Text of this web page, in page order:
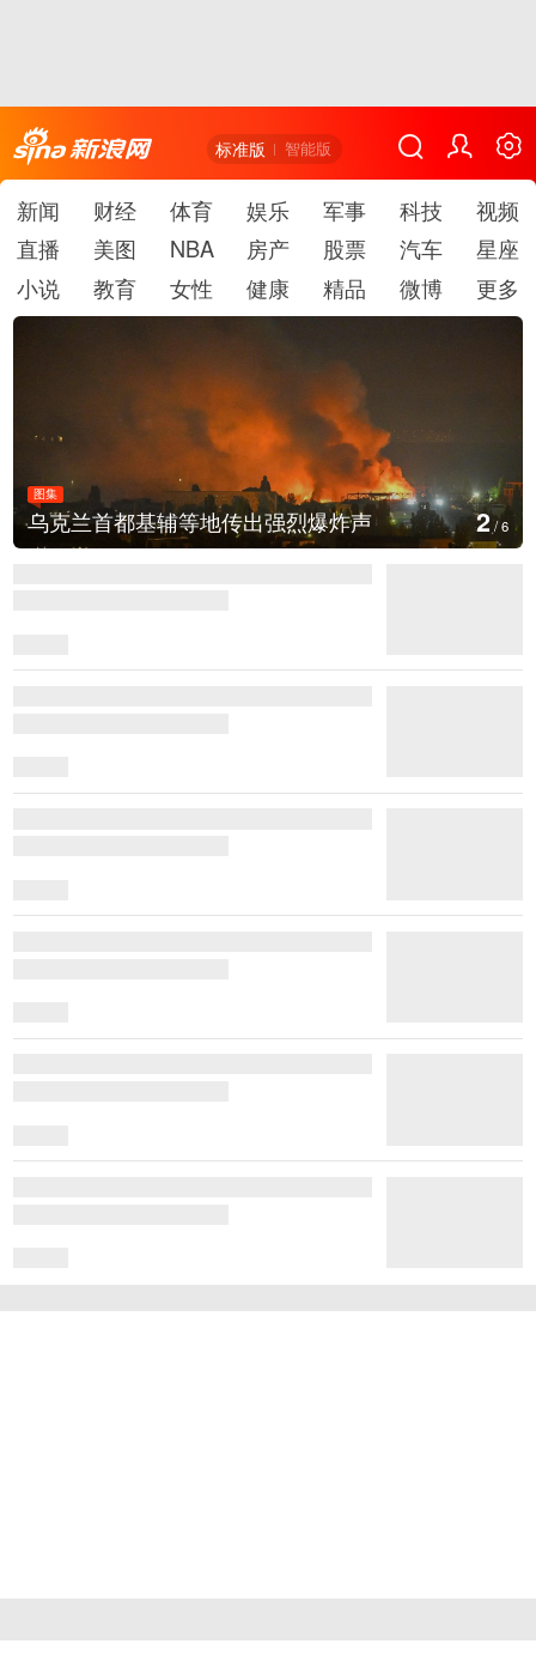
标准版 智能版
新闻 财经 体育 娱乐 军事 科技
视频
直播
美图 NBA 房产 股票 汽车
星座
小说
教育 女性 健康 精品 微博 更多
图集
美国：肯尼迪宣布医疗改革新举措 3/6